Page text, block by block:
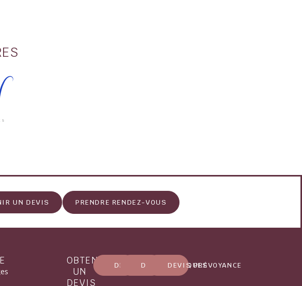
UN DEVIS PRENDRE RENDEZ-VOUS
OBTENIR
UN
DEVIS
DEVIS MARBRERIE
DEVIS OBSÈQUES
DEVIS PRÉVOYANCE